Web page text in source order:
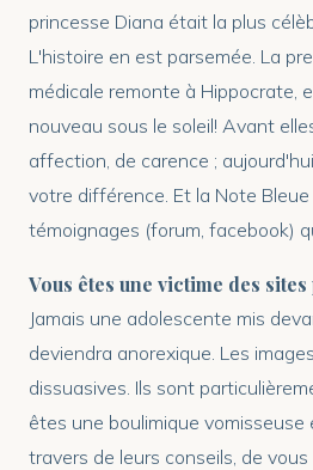
princesse Diana était la plus
L'histoire en est parsemée. La
médicale remonte à Hippocrate,
nouveau sous le soleil! Avant
affection, de carence ;
votre différence. Et la Note
témoignages (forum, facebook)
Vous êtes une victime des
Jamais une adolescente mis
deviendra anorexique. Les
dissuasives. Ils sont
êtes une boulimique
travers de leurs conseils, de